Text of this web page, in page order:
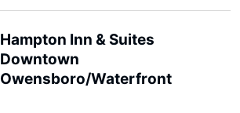
Hampton Inn & Suites
Downtown
Owensboro/Waterfront